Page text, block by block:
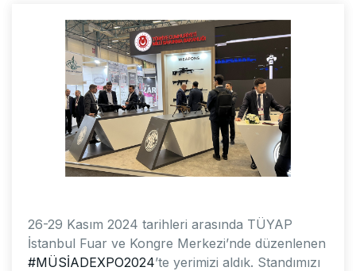
26-29 Kasım 2024 tarihleri arasında TÜYAP
İstanbul Fuar ve Kongre Merkezi’nde düzenlenen
#MÜSİADEXPO2024’te yerimizi aldık. Standımızı